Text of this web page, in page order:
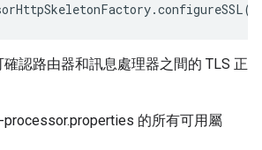
.configureSSL()
認路由器和訊息處理器之間的 TLS 正
的所有可用屬